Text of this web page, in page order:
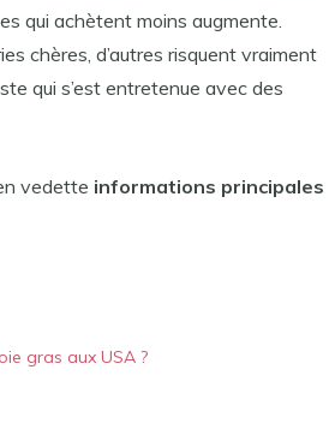
qui achètent moins augmente.
chères, d’autres risquent vraiment
qui s’est entretenue avec des
vedette informations principales
gras aux USA ?